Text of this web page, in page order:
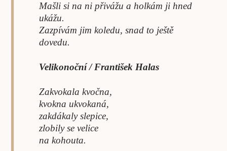
Mašli si na ni přivážu a holkám ji hned
ukážu.
Zazpívám jim koledu, snad to ještě
dovedu.
Velikonoční/ František Halas
Zakvokala kvočna,
kvokna ukvokaná,
zakdákaly slepice,
zlobily se velice
na kohouta.